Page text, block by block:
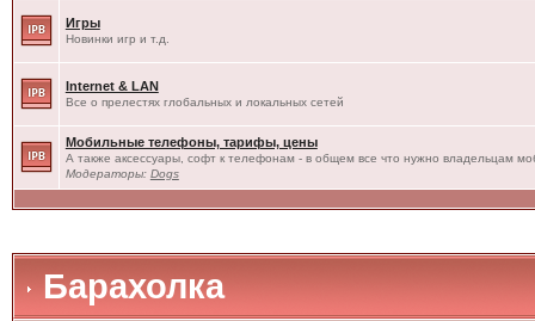
Игры
Новинки игр и т.д.
Internet & LAN
Все о прелестях глобальных и локальных сетей
Мобильные телефоны, тарифы, цены
А также аксессуары, софт к телефонам - в общем все что нужно владельцам
Модераторы: Dogs
Барахолка